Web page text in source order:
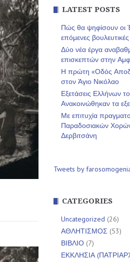
LATEST POSTS
Πώς θα ψηφίσουν οι
επόμενες
Δύο νέα έργα
επισκεπτών στην
Η πρώτη «Οδός
στον Άγιο Νικόλαο
Εξετάσεις Ελλήνων
Ανακοινώθηκαν τα
Με επιτυχία
Παραδοσιακών
Δερβιτσάνη
Tweets by
CATEGORIES
Uncategorized (26)
ΑΘΛΗΤΙΣΜΟΣ (53)
ΒΙΒΛΙΟ (7)
ΕΚΚΛΗΣΙΑ